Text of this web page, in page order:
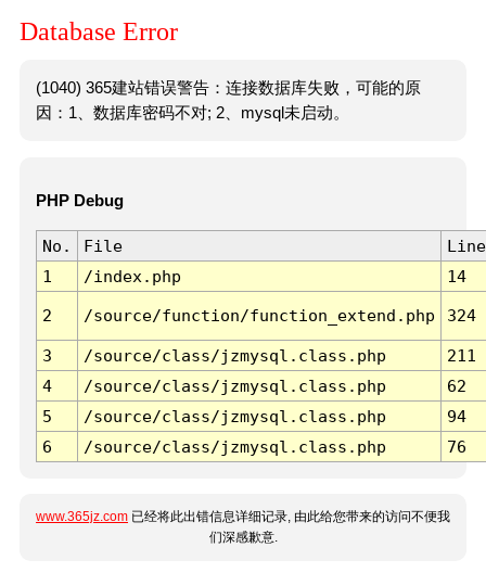
Database Error
(1040) 365建站错误警告：连接数据库失败，可能的原
因：1、数据库密码不对; 2、mysql未启动。
PHP Debug
No. File
Line
1
/index.php 14
2 /source/function/function_extend.php 324
3 /source/class/jzmysql.class.php
211
4
/source/class/jzmysql.class.php
62
5
/source/class/jzmysql.class.php
94
6
/source/class/jzmysql.class.php 76
www.365jz.com 已经将此出错信息详细记录, 由此给您带来的访问不便我
们深感歉意.